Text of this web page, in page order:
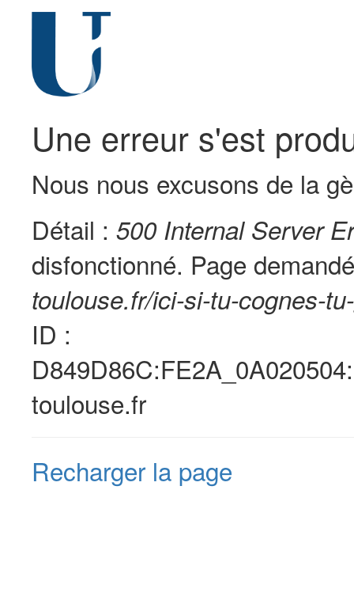
Une erreur s'est
Nous nous excusons de la
Détail : 500 Internal Server
disfonctionné. Page
toulouse.fr/ici-si-tu-cognes-
ID :
toulouse.fr
Recharger la page